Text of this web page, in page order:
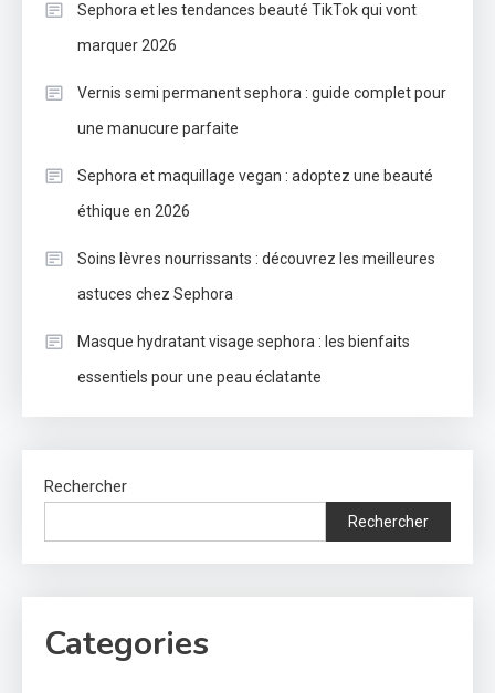
Sephora et les tendances beauté TikTok qui vont
marquer 2026
Vernis semi permanent sephora : guide complet pour
une manucure parfaite
Sephora et maquillage vegan : adoptez une beauté
éthique en 2026
Soins lèvres nourrissants : découvrez les meilleures
astuces chez Sephora
Masque hydratant visage sephora : les bienfaits
essentiels pour une peau éclatante
Rechercher
Rechercher
Categories